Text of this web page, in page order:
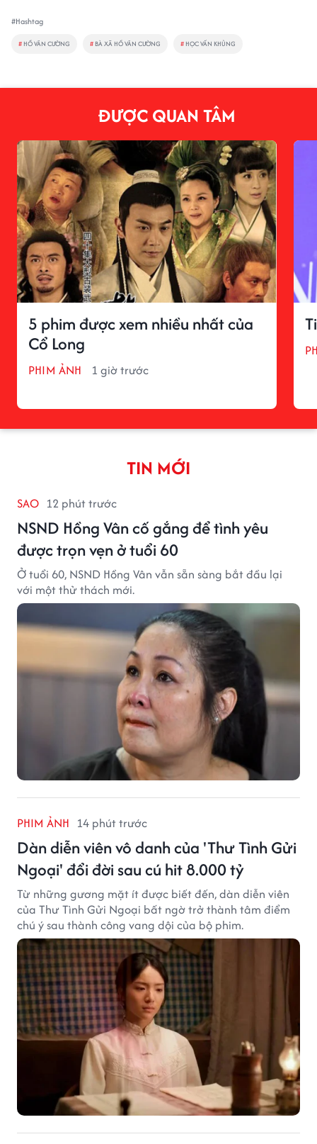
#Hashtag
# HỒ VĂN CƯỜNG # BÀ XÃ HỒ VĂN CƯỜNG # HỌC VẤN KHỦNG
ĐƯỢC QUAN TÂM
5 phim được xem nhiều nhất của
Cổ Long
PHIM ẢNH 1 giờ trước
TIN MỚI
SAO 12 phút trước
NSND Hồng Vân cố gắng để tình yêu
được trọn vẹn ở tuổi 60
Ở tuổi 60, NSND Hồng Vân vẫn sẵn sàng bắt đầu lại
với một thử thách mới.
PHIM ẢNH 14 phút trước
Dàn diễn viên vô danh của 'Thư Tình Gửi
Ngoại' đổi đời sau cú hit 8.000 tỷ
Từ những gương mặt ít được biết đến, dàn diễn viên
của Thư Tình Gửi Ngoại bất ngờ trở thành tâm điểm
chú ý sau thành công vang dội của bộ phim.